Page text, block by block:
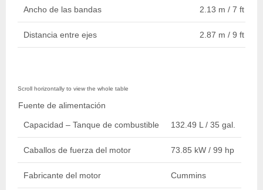
Ancho de las bandas 2.13 m / 7 ft
Distancia entre ejes 2.87 m / 9 ft 5 in.
Fuente de alimentación
Capacidad – Tanque de combustible 132.49 L / 35 gal.
Caballos de fuerza del motor 73.85 kW / 99 hp
Fabricante del motor Cummins